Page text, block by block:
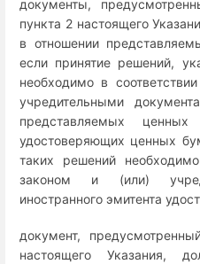
документы,
пункта 2 настоящего
в отношении
если принятие решений,
необходимо в
учредительными
представляемых
удостоверяющих ценных
таких решений
законом и (или)
иностранного эмитента
документ,
настоящего Указания,